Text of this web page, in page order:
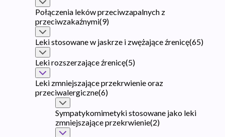
Połączenia leków przeciwzapalnych z
przeciwzakaźnymi(9)
Leki stosowane w jaskrze i zwężające źrenicę(65)
Leki rozszerzające źrenicę(5)
Leki zmniejszające przekrwienie oraz
przeciwalergiczne(6)
Sympatykomimetyki stosowane jako leki
zmniejszające przekrwienie(2)